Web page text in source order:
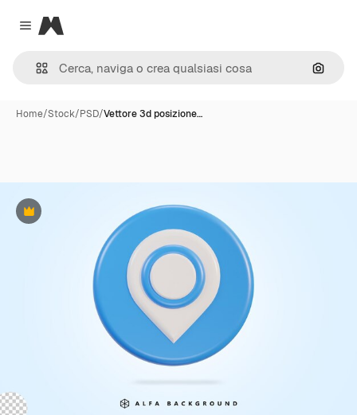
Close menu
Magnific
Cerca
Home/Stock/PSD/Vettore 3d posizione…
Premium